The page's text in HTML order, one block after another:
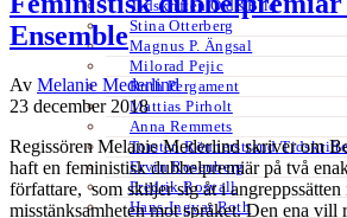
Tidskriften Ord&Bild
Stina Otterberg
Magnus P. Ängsal
Milorad Pejic
Ruth Pergament
Mattias Pirholt
Anna Remmets
Torsten Rönnerstrand
Ervin Rosenberg
Fredrik Rosvall
Hans-Ingvar Roth
Ensemble
Av Melanie Mederlind
23 december 2018
Regissören Melanie Mederlind skriver om
haft en feministisk dubbelpremiär på två
författare, som skiljer sig åt i angreppssätten
misstänksamheten mot språket. Den ena vill